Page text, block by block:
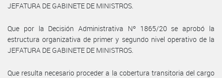
JEFATURA DE GABINETE DE MINISTROS.
Que por la Decisión Administrativa Nº 1865/20 se aprobó la
estructura organizativa de primer y segundo nivel operativo de la
JEFATURA DE GABINETE DE MINISTROS.
Que resulta necesario proceder a la cobertura transitoria del cargo